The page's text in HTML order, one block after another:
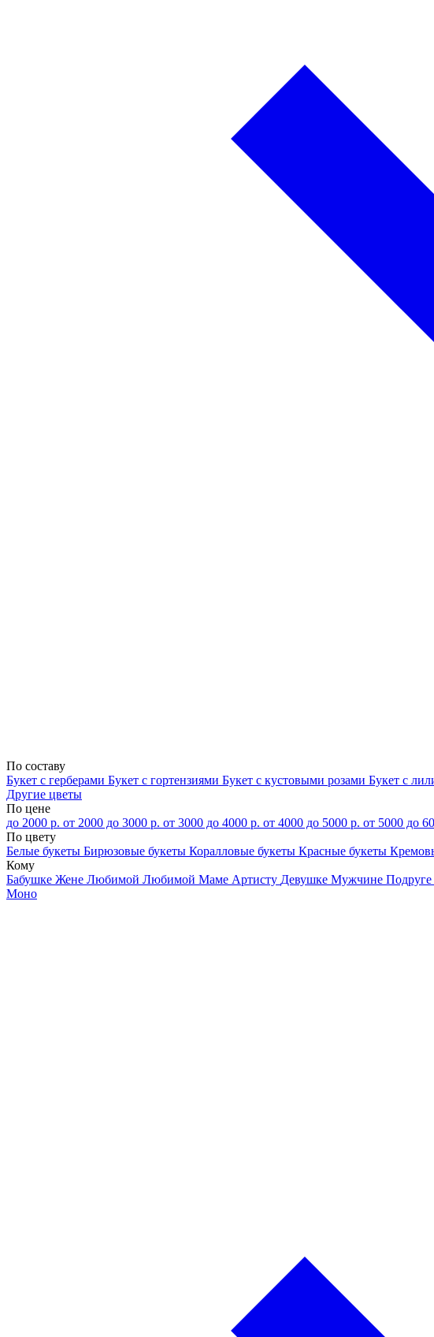
По составу
Букет с герберами Букет с гортензиями Букет с кустовыми розами Букет с
Другие цветы
По цене
до 2000 р. от 2000 до 3000 р. от 3000 до 4000 р. от 4000 до 5000 р. от 5000 до
По цвету
Белые букеты Бирюзовые букеты Коралловые букеты Красные букеты
Кому
Бабушке Жене Любимой Любимой Маме Артисту Девушке Мужчине Подруге
Моно